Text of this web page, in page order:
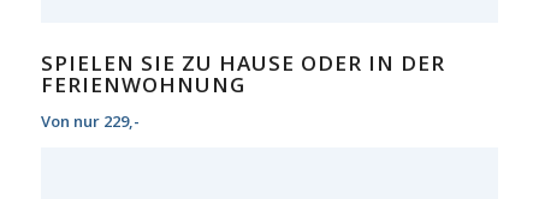
SPIELEN SIE ZU HAUSE ODER IN DER
FERIENWOHNUNG
Von nur 229,-